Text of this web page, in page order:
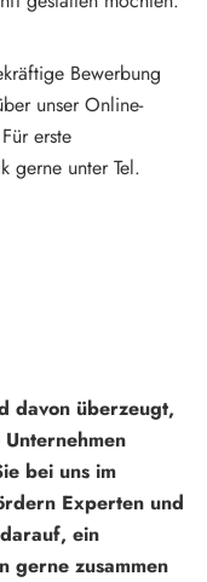
Bewerbung
unser Online-
erste
gerne unter Tel.
davon überzeugt,
bei uns im
Experten und
ein
gerne zusammen